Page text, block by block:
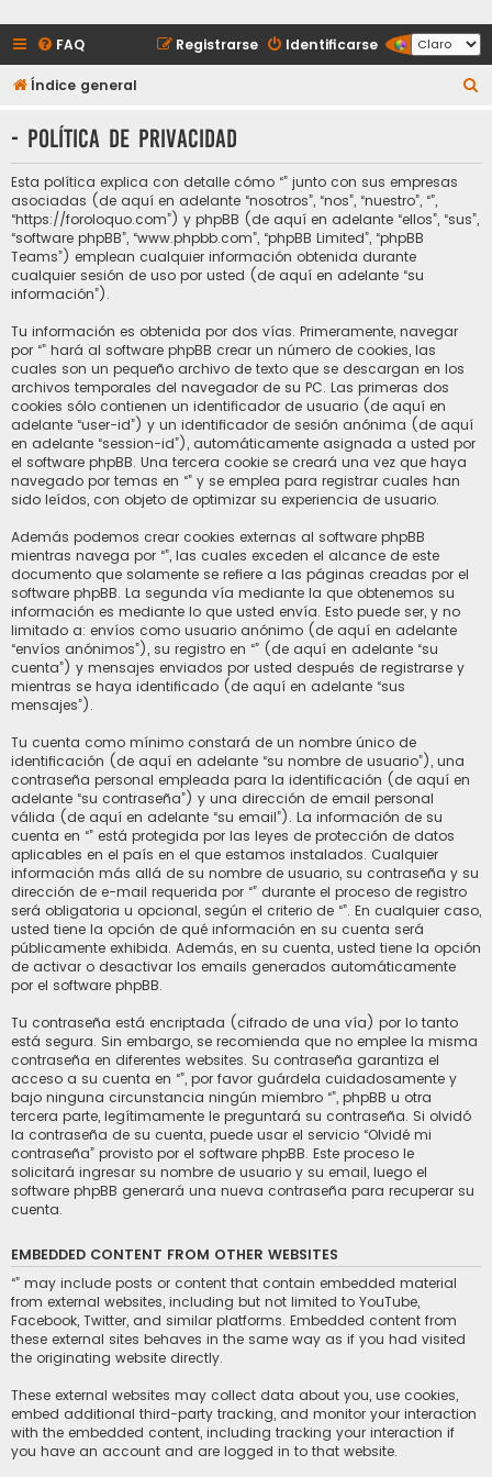
FAQ Identificarse
Registrarse
Índice general
c
- Política de privacidad
Esta política explica con detalle cómo “” junto con sus empresas
asociadas (de aquí en adelante “nosotros”, “nos”, “nuestro”, “”,
“https://foroloquo.com”) y phpBB (de aquí en adelante “ellos”, “sus”,
“software phpBB”, “www.phpbb.com”, “phpBB Limited”, “phpBB
Teams”) emplean cualquier información obtenida durante
cualquier sesión de uso por usted (de aquí en adelante “su
información”).
Tu información es obtenida por dos vías. Primeramente, navegar
por “” hará al software phpBB crear un número de cookies, las
cuales son un pequeño archivo de texto que se descargan en los
archivos temporales del navegador de su PC. Las primeras dos
cookies sólo contienen un identificador de usuario (de aquí en
adelante “user-id”) y un identificador de sesión anónima (de aquí
en adelante “session-id”), automáticamente asignada a usted por
el software phpBB. Una tercera cookie se creará una vez que haya
navegado por temas en “” y se emplea para registrar cuales han
sido leídos, con objeto de optimizar su experiencia de usuario.
Además podemos crear cookies externas al software phpBB
mientras navega por “”, las cuales exceden el alcance de este
documento que solamente se refiere a las páginas creadas por el
software phpBB. La segunda vía mediante la que obtenemos su
información es mediante lo que usted envía. Esto puede ser, y no
limitado a: envíos como usuario anónimo (de aquí en adelante
“envíos anónimos”), su registro en “” (de aquí en adelante “su
cuenta”) y mensajes enviados por usted después de registrarse y
mientras se haya identificado (de aquí en adelante “sus
mensajes”).
Tu cuenta como mínimo constará de un nombre único de
identificación (de aquí en adelante “su nombre de usuario”), una
contraseña personal empleada para la identificación (de aquí en
adelante “su contraseña”) y una dirección de email personal
válida (de aquí en adelante “su email”). La información de su
cuenta en “” está protegida por las leyes de protección de datos
aplicables en el país en el que estamos instalados. Cualquier
información más allá de su nombre de usuario, su contraseña y su
dirección de e-mail requerida por “” durante el proceso de registro
será obligatoria u opcional, según el criterio de “”. En cualquier caso,
usted tiene la opción de qué información en su cuenta será
públicamente exhibida. Además, en su cuenta, usted tiene la opción
de activar o desactivar los emails generados automáticamente
por el software phpBB.
Tu contraseña está encriptada (cifrado de una vía) por lo tanto
está segura. Sin embargo, se recomienda que no emplee la misma
contraseña en diferentes websites. Su contraseña garantiza el
acceso a su cuenta en “”, por favor guárdela cuidadosamente y
bajo ninguna circunstancia ningún miembro “”, phpBB u otra
tercera parte, legítimamente le preguntará su contraseña. Si olvidó
la contraseña de su cuenta, puede usar el servicio “Olvidé mi
contraseña” provisto por el software phpBB. Este proceso le
solicitará ingresar su nombre de usuario y su email, luego el
software phpBB generará una nueva contraseña para recuperar su
cuenta.
EMBEDDED CONTENT FROM OTHER WEBSITES
“” may include posts or content that contain embedded material
from external websites, including but not limited to YouTube,
Facebook, Twitter, and similar platforms. Embedded content from
these external sites behaves in the same way as if you had visited
the originating website directly.
These external websites may collect data about you, use cookies,
embed additional third-party tracking, and monitor your interaction
with the embedded content, including tracking your interaction if
you have an account and are logged in to that website.